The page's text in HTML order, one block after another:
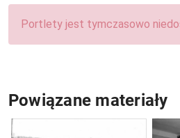
Portlety jest tymczasowo
Powiązane materiały